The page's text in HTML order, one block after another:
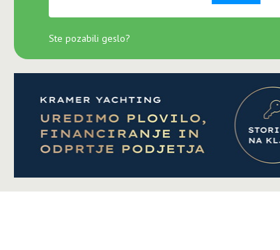
Ste pozabili geslo?